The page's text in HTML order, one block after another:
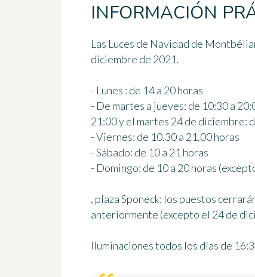
INFORMACIÓN
Las Luces de Navidad de
diciembre de 2021.
- Lunes : de 14 a 20 horas
- De martes a jueves: de 10:30 a
21:00 y el martes 24 de diciembre:
- Viernes: de 10.30 a 21.00 horas
- Sábado: de 10 a 21 horas
- Domingo: de 10 a 20 horas
, plaza Sponeck: los puestos
anteriormente (excepto el 24 de
Iluminaciones todos los días de